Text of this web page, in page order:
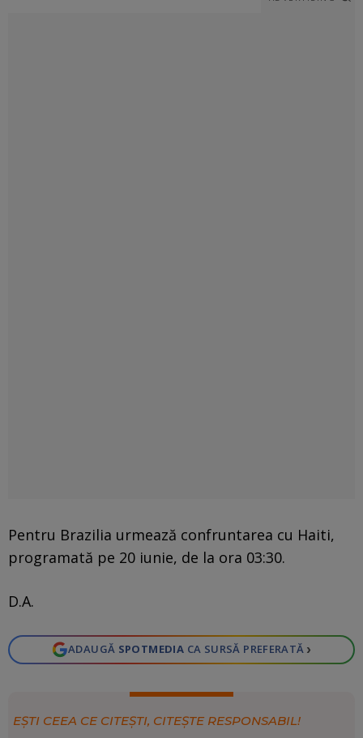
Pentru Brazilia urmează confruntarea cu Haiti,
programată pe 20 iunie, de la ora 03:30.
D.A.
ADAUGĂ SPOTMEDIA CA SURSĂ PREFERATĂ ›
EȘTI CEEA CE CITEȘTI, CITEȘTE RESPONSABIL!